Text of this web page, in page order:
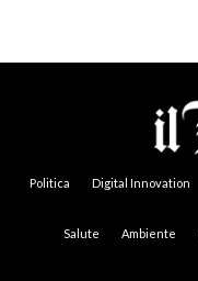
Politica Digital Innovation
Salute Ambiente